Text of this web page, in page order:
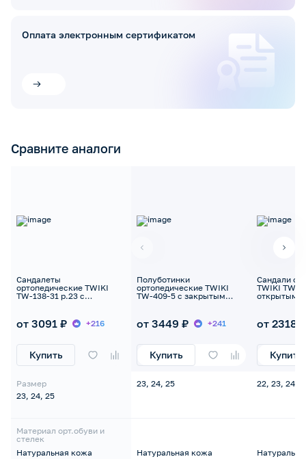
Оплата электронным сертификатом
Сравните аналоги
Сандалеты
ортопедические TWIKI
TW-138-31 р.23 с
от 3091 ₽ +216
Купить
Размер
23, 24, 25
Материал орт.обуви и
стелек
Натуральная кожа
Полуботинки
ортопедические TWIKI
TW-409-5 с закрытым
от 3449 ₽ +241
Купить
23, 24, 25
Натуральная кожа
Сандали
TWIKI TW-
открытым
от 2318 ₽
Купить
22, 23, 24,